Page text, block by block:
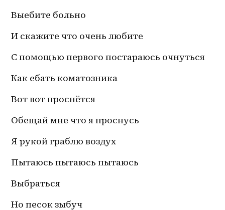
Выебите больно
И скажите что очень любите
С помощью первого постараюсь очнуться
Как ебать коматозника
Вот вот проснётся
Обещай мне что я проснусь
Я рукой граблю воздух
Пытаюсь пытаюсь пытаюсь
Выбраться
Но песок зыбуч